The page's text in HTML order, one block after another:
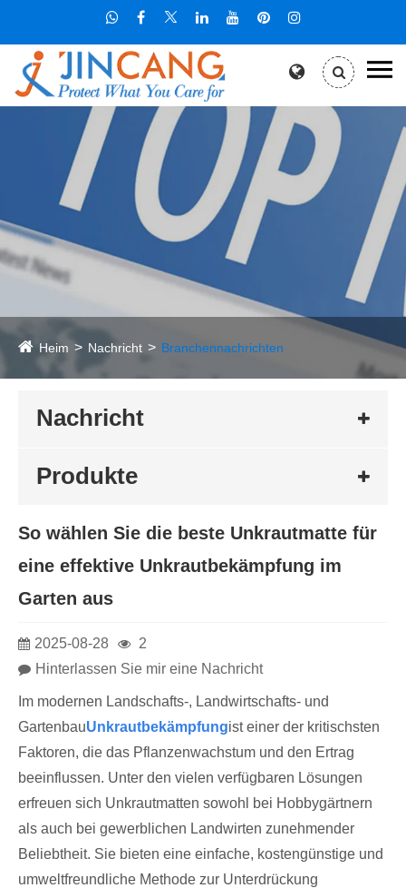
Heim Nachricht Branchennachrichten
Nachricht
Produkte
So wählen Sie die beste Unkrautmatte für
eine effektive Unkrautbekämpfung im
Garten aus
2025-08-28
2
Hinterlassen Sie mir eine Nachricht
Im modernen Landschafts-, Landwirtschafts- und
GartenbauUnkrautbekämpfungist einer der kritischsten
Faktoren, die das Pflanzenwachstum und den Ertrag
beeinflussen. Unter den vielen verfügbaren Lösungen
erfreuen sich Unkrautmatten sowohl bei Hobbygärtnern
als auch bei gewerblichen Landwirten zunehmender
Beliebtheit. Sie bieten eine einfache, kostengünstige und
umweltfreundliche Methode zur Unterdrückung